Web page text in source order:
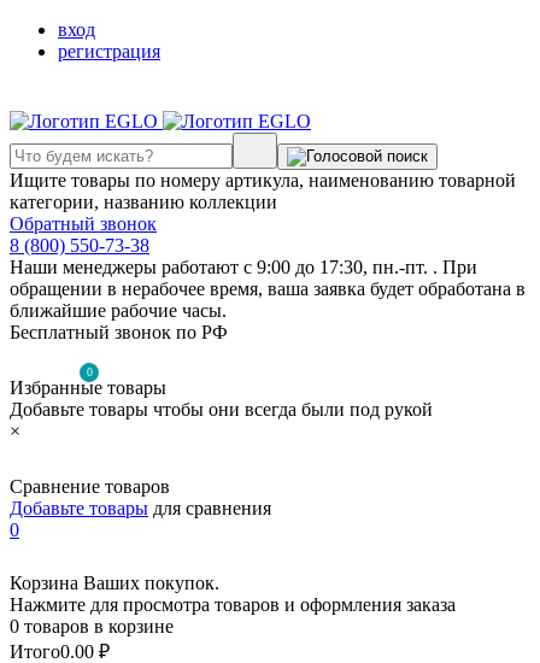
вход
регистрация
Ищите товары по номеру артикула, наименованию товарной
категории, названию коллекции
Обратный звонок
8 (800) 550-73-38
Наши менеджеры работают с 9:00 до 17:30, пн.-пт. . При
обращении в нерабочее время, ваша заявка будет обработана в
ближайшие рабочие часы.
Бесплатный звонок по РФ
0
Избранные товары
Добавьте товары чтобы они всегда были под рукой
×
Сравнение товаров
Добавьте товары для сравнения
0
Корзина Ваших покупок.
Нажмите для просмотра товаров и оформления заказа
0 товаров в корзине
Итого0.00 ₽